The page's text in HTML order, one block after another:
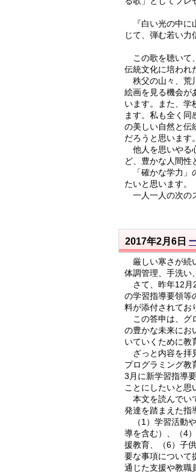
『白い光の中に
じて、弾む若い力
この歌を聴いて
伝統文化に培われ
秩父の山々、荒
絵画を見る機会が
います。また、学
ます。私も全く
の美しい自然と伝
だろうと思います。
他人を思いやる
ど、豊かな人間性
「確かな学力」
たいと思います。
一人一人の次の
2017年2月6日
厳しい寒さが続
体調管理、手洗い
さて、昨年12月
の学習指導要領等
料が添付されてお
この答申は、グ
の豊かな未来にお
いていくために教
ざっと内容を拝
プログラミング教
3月に新学習指導
ことにしたいと思
本文を読んでい
発達を踏まえた指
（1）学習活動
導を含む）、（4
援教育、（6）子
要な事項について
通じた支援や教職